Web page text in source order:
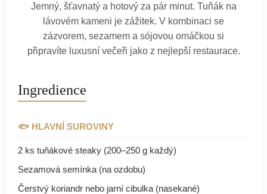
Jemný, šťavnatý a hotový za pár minut. Tuňák na
lávovém kameni je zážitek. V kombinaci se
zázvorem, sezamem a sójovou omáčkou si
připravíte luxusní večeři jako z nejlepší restaurace.
Ingredience
🐟 HLAVNÍ SUROVINY
2 ks tuňákové steaky (200–250 g každý)
Sezamová semínka (na ozdobu)
Čerstvý koriandr nebo jarní cibulka (nasekané)